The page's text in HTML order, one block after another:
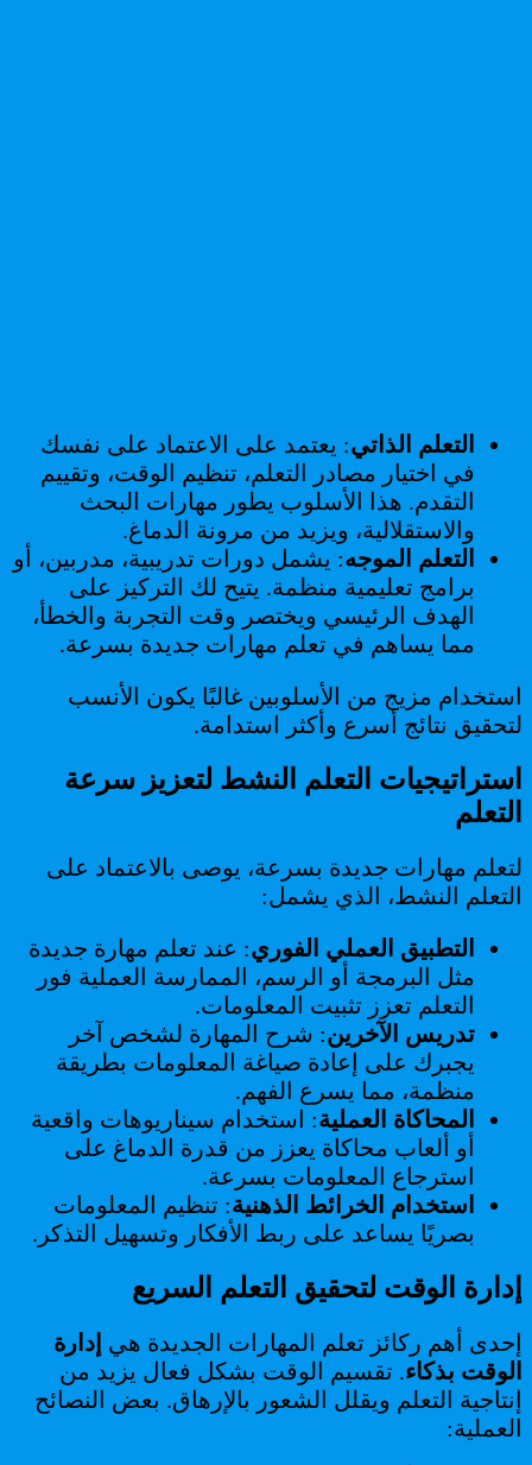
التعلم الذاتي: يعتمد على الاعتماد على نفسك
في اختيار مصادر التعلم، تنظيم الوقت، وتقييم
التقدم. هذا الأسلوب يطور مهارات البحث
والاستقلالية، ويزيد من مرونة الدماغ.
التعلم الموجه: يشمل دورات تدريبية، مدربين، أو
برامج تعليمية منظمة. يتيح لك التركيز على
الهدف الرئيسي ويختصر وقت التجربة والخطأ،
مما يساهم في تعلم مهارات جديدة بسرعة.
استخدام مزيج من الأسلوبين غالبًا يكون الأنسب
لتحقيق نتائج أسرع وأكثر استدامة.
استراتيجيات التعلم النشط لتعزيز سرعة
التعلم
لتعلم مهارات جديدة بسرعة، يوصى بالاعتماد على
التعلم النشط، الذي يشمل:
التطبيق العملي الفوري: عند تعلم مهارة جديدة
مثل البرمجة أو الرسم، الممارسة العملية فور
التعلم تعزز تثبيت المعلومات.
تدريس الآخرين: شرح المهارة لشخص آخر
يجبرك على إعادة صياغة المعلومات بطريقة
منظمة، مما يسرع الفهم.
المحاكاة العملية: استخدام سيناريوهات واقعية
أو ألعاب محاكاة يعزز من قدرة الدماغ على
استرجاع المعلومات بسرعة.
استخدام الخرائط الذهنية: تنظيم المعلومات
بصريًا يساعد على ربط الأفكار وتسهيل التذكر.
إدارة الوقت لتحقيق التعلم السريع
إحدى أهم ركائز تعلم المهارات الجديدة هي إدارة
الوقت بذكاء. تقسيم الوقت بشكل فعال يزيد من
إنتاجية التعلم ويقلل الشعور بالإرهاق. بعض النصائح
العملية: